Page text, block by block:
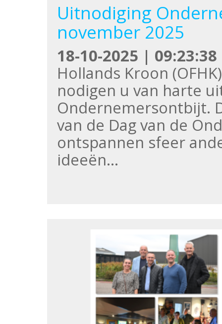
Uitnodiging
november 2025
18-10-2025 | 09:23:38
Hollands Kroon
nodigen u van harte
Ondernemersontbijt.
van de Dag van de
ontspannen sfeer
ideeën…